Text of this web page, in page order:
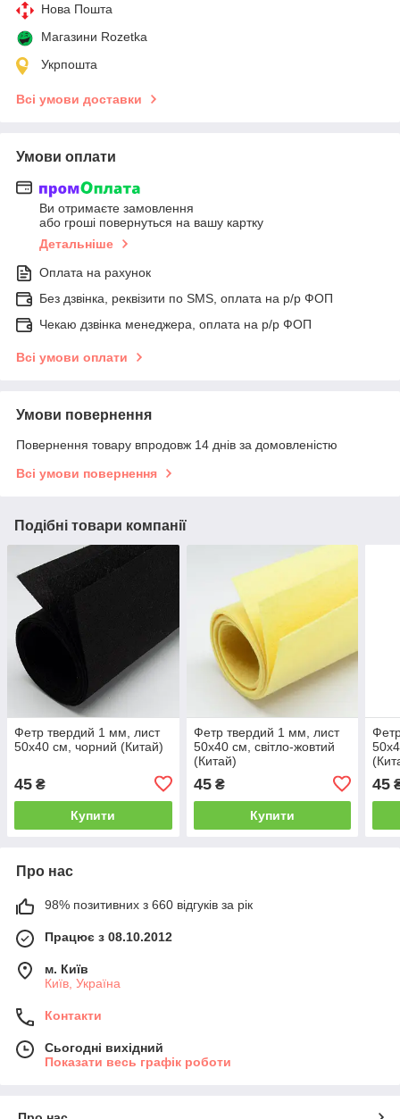
Нова Пошта
Магазини Rozetka
Укрпошта
Всі умови доставки
Умови оплати
Ви отримаєте замовлення
або гроші повернуться на вашу картку
Детальніше
Оплата на рахунок
Без дзвінка, реквізити по SMS, оплата на р/р ФОП
Чекаю дзвінка менеджера, оплата на р/р ФОП
Всі умови оплати
Умови повернення
Повернення товару впродовж 14 днів за домовленістю
Всі умови повернення
Подібні товари компанії
Фетр твердий 1 мм, лист
50х40 см, чорний (Китай)
45 ₴
Купити
Фетр твердий 1 мм, лист
50х40 см, світло-жовтий
(Китай)
45₴
Купити
45
Про нас
98% позитивних з 660 відгуків за рік
Працює з 08.10.2012
м. Київ
Київ, Україна
Контакти
Сьогодні вихідний
Показати весь графік роботи